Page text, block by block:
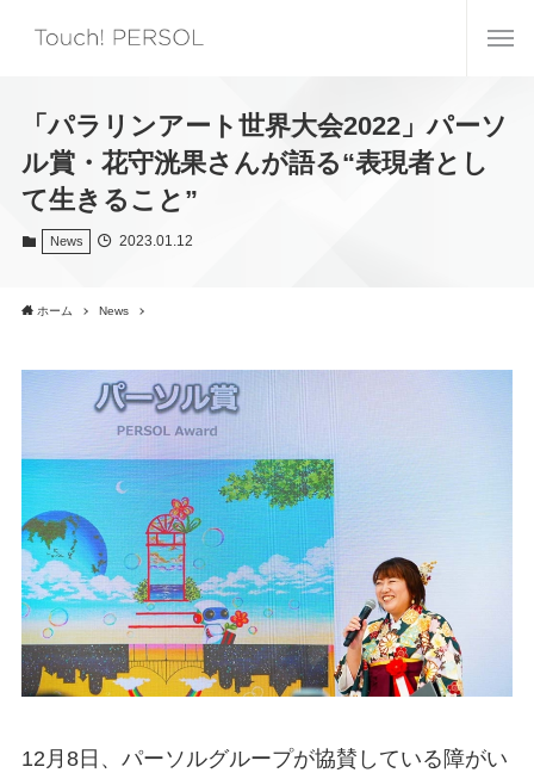
「パラリンアート世界大会2022」パーソ
ル賞・花守洸果さんが語る“表現者とし
て生きること”
News 2023.01.12
ホーム News
12月8日、パーソルグループが協賛している障がい